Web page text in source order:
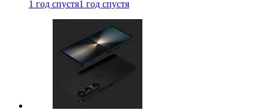
1 год спустя1 год спустя